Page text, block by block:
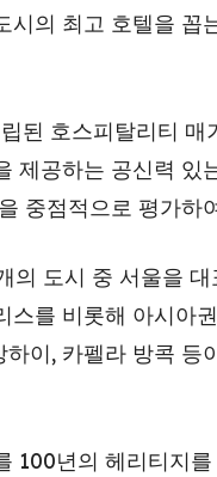
시의 최고 호텔을
된 호스피탈리티 매
제공하는 공신력 있
중점적으로 평가하
의 도시 중 서울을
스를 비롯해 아시아
이, 카펠라 방콕 등
100년의 헤리티지